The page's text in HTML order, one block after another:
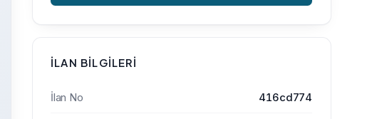
İLAN BILGILERI
İlan No 416cd774